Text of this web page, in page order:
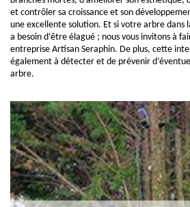
et contrôler sa croissance et son
une excellente solution. Et si votre arbre dans
a besoin d’être élagué ; nous vous invitons à
entreprise Artisan Seraphin. De plus, cette
également à détecter et de prévenir
arbre.